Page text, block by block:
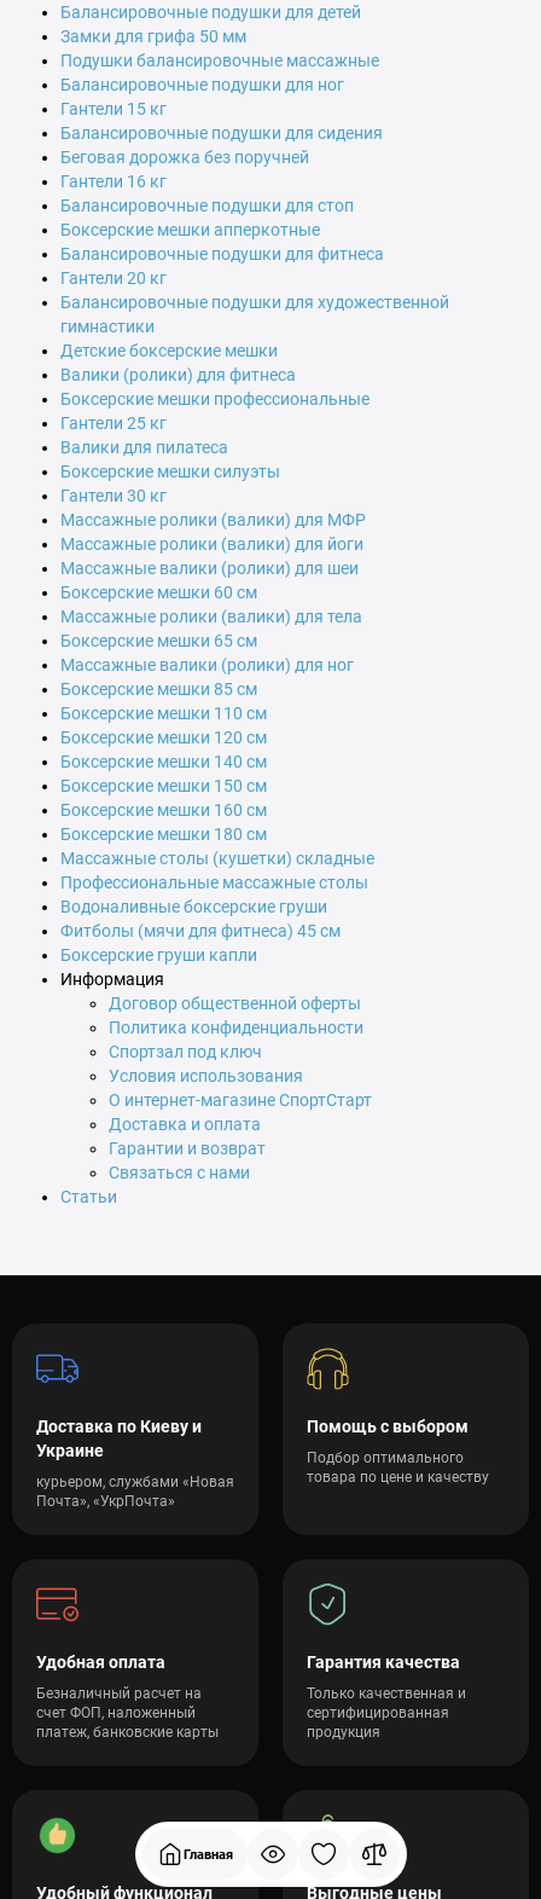
Главная
Балансировочные подушки для детей
Замки для грифа 50 мм
Подушки балансировочные массажные
Балансировочные подушки для ног
Гантели 15 кг
Балансировочные подушки для сидения
Беговая дорожка без поручней
Гантели 16 кг
Балансировочные подушки для стоп
Боксерские мешки апперкотные
Балансировочные подушки для фитнеса
Гантели 20 кг
Балансировочные подушки для художественной
гимнастики
Детские боксерские мешки
Валики (ролики) для фитнеса
Боксерские мешки профессиональные
Гантели 25 кг
Валики для пилатеса
Боксерские мешки силуэты
Гантели 30 кг
Массажные ролики (валики) для МФР
Массажные ролики (валики) для йоги
Массажные валики (ролики) для шеи
Боксерские мешки 60 см
Массажные ролики (валики) для тела
Боксерские мешки 65 см
Массажные валики (ролики) для ног
Боксерские мешки 85 см
Боксерские мешки 110 см
Боксерские мешки 120 см
Боксерские мешки 140 см
Боксерские мешки 150 см
Боксерские мешки 160 см
Боксерские мешки 180 см
Массажные столы (кушетки) складные
Профессиональные массажные столы
Водоналивные боксерские груши
Фитболы (мячи для фитнеса) 45 см
Боксерские груши капли
Информация
Договор общественной оферты
Политика конфиденциальности
Спортзал под ключ
Условия использования
О интернет-магазине СпортСтарт
Доставка и оплата
Гарантии и возврат
Связаться с нами
Статьи
Доставка по Киеву и
Украине
курьером, службами «Новая
Почта», «УкрПочта»
Помощь с выбором
Подбор оптимального
товара по цене и качеству
Удобная оплата
Безналичный расчет на
счет ФОП, наложенный
платеж, банковские карты
Гарантия качества
Только качественная и
сертифицированная
продукция
Удобный функционал Выгодные цены